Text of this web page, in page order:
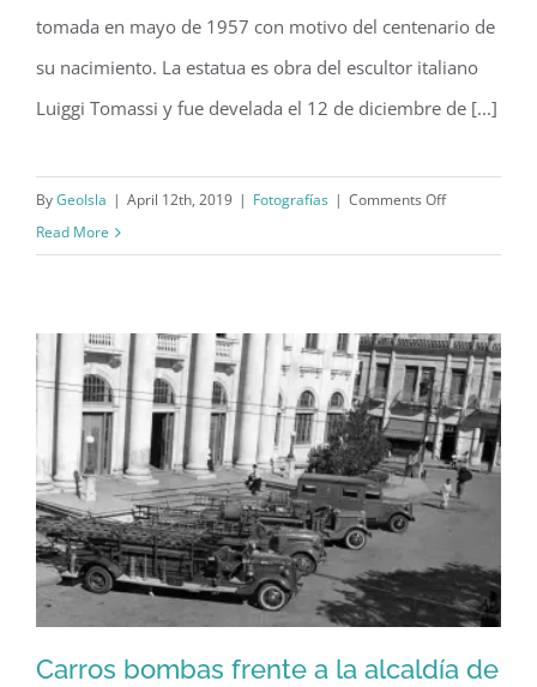
tomada en mayo de 1957 con motivo del centenario de
su nacimiento. La estatua es obra del escultor italiano
Luiggi Tomassi y fue develada el 12 de diciembre de [...]
ByGeoIsla | April 12th, 2019 | Fotografías | Comments Offon
Campos
(1957)
Read More
Carros bombas frente a la alcaldía de